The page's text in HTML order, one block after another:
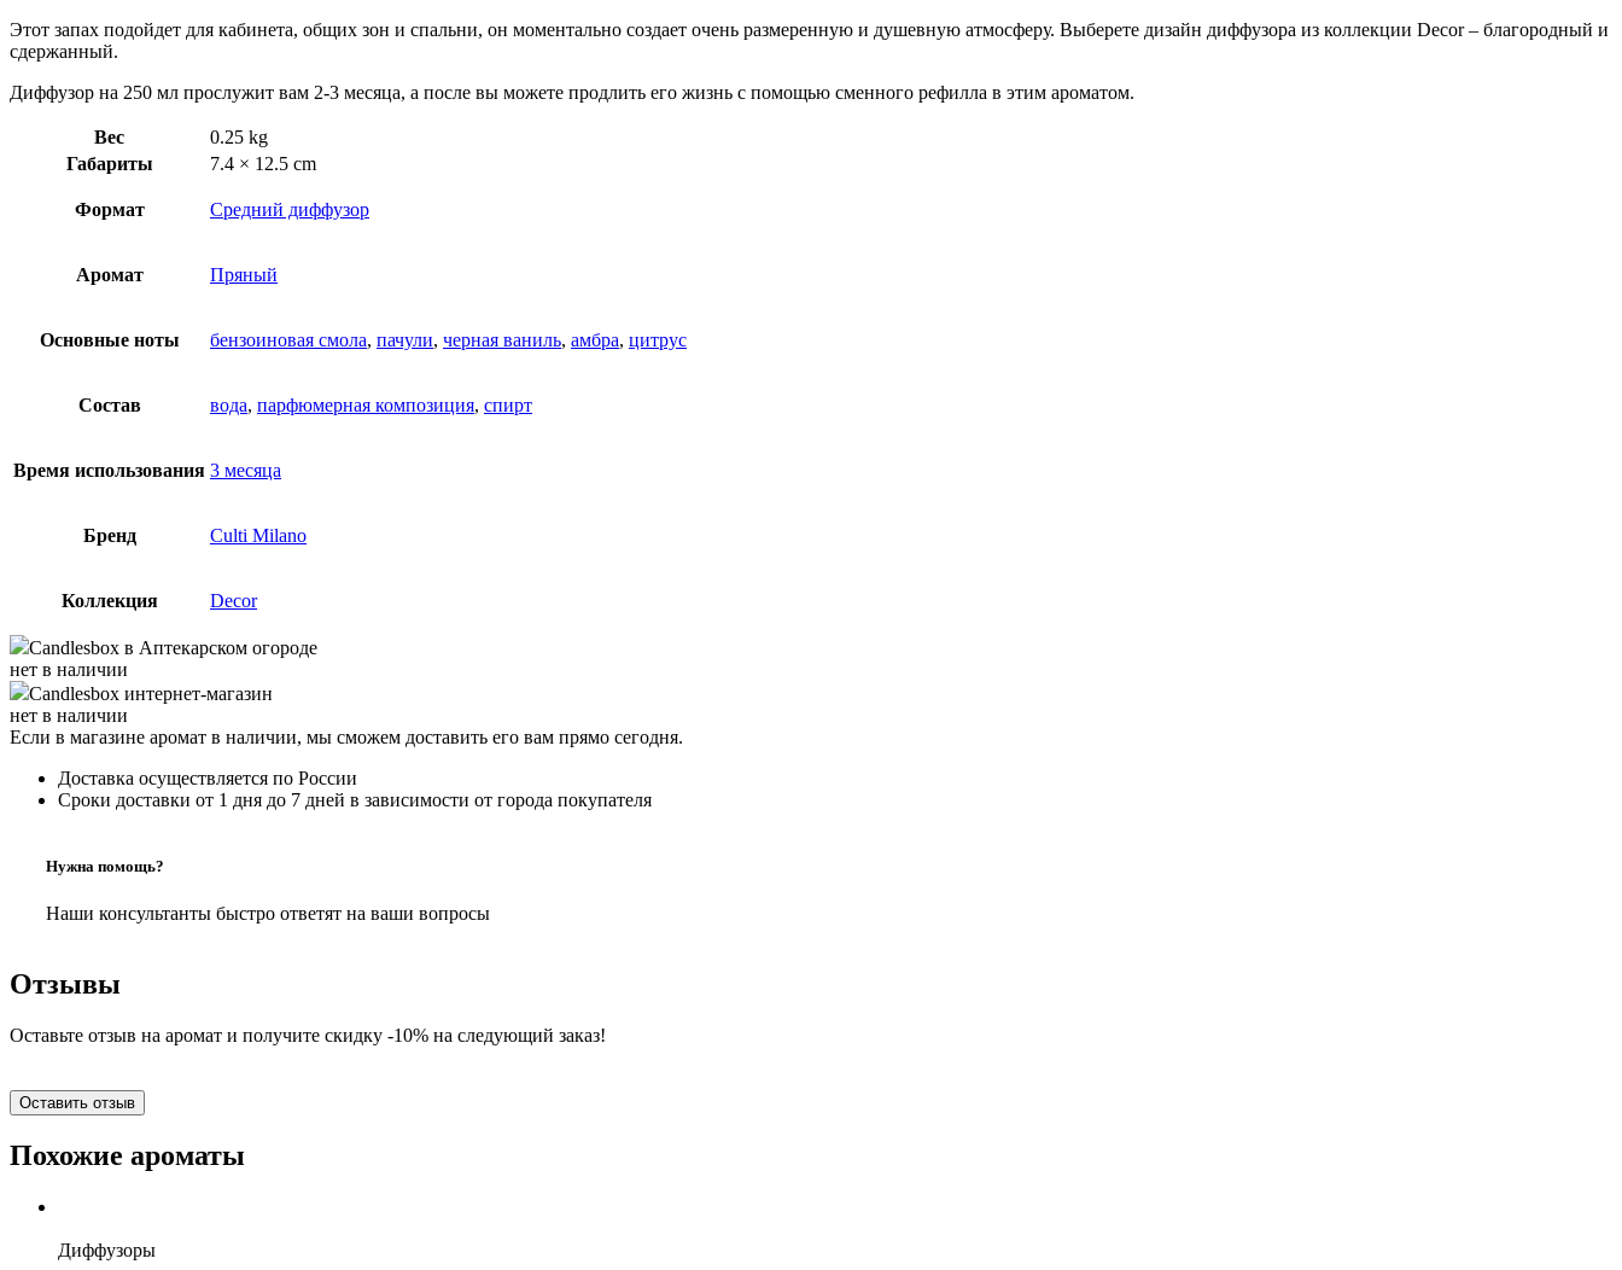
Этот запах подойдет для кабинета, общих зон и спальни, он моментально создает очень размеренную и душевную атмосферу. Выберете дизайн диффузора из коллекции Decor – благородный и
сдержанный.
Диффузор на 250 мл прослужит вам 2-3 месяца, а после вы можете продлить его жизнь с помощью сменного рефилла в этим ароматом.
Вес
0.25 kg
Габариты
7.4 × 12.5 cm
Формат Средний диффузор
Аромат Пряный
Основные ноты бензоиновая смола, пачули, черная ваниль, амбра, цитрус
Состав вода, парфюмерная композиция, спирт
Время использования 3 месяца
Бренд Culti Milano
Коллекция Decor
Candlesbox в Аптекарском огороде
нет в наличии
Candlesbox интернет-магазин
нет в наличии
Если в магазине аромат в наличии, мы сможем доставить его вам прямо сегодня.
Доставка осуществляется по России
Сроки доставки от 1 дня до 7 дней в зависимости от города покупателя
Нужна помощь?
Наши консультанты быстро ответят на ваши вопросы
Отзывы
Оставьте отзыв на аромат и получите скидку -10% на следующий заказ!
Оставить отзыв
Похожие ароматы
Диффузоры